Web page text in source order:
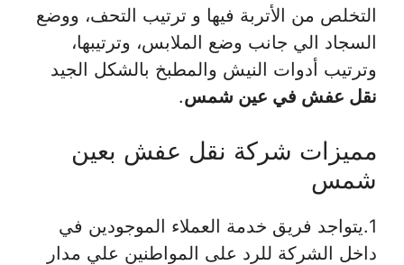
التخلص من الأتربة فيها و ترتيب التحف، ووضع
السجاد الي جانب وضع الملابس، وترتيبها،
وترتيب أدوات النيش والمطبخ بالشكل الجيد
نقل عفش في عين شمس.
مميزات شركة نقل عفش بعين
شمس
1.يتواجد فريق خدمة العملاء الموجودين في
داخل الشركة للرد على المواطنين علي مدار